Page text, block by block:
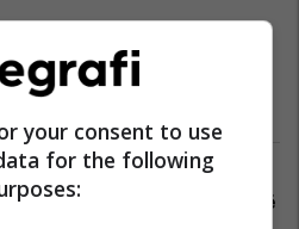
Ragmi Mustafa pas
"Kosova është Serbi":
i sistemit aktual në
Ngritja e proceseve
për shkak të përdorimit të
your consent to use
for the following